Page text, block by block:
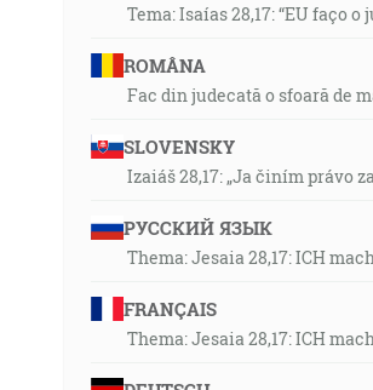
Tema: Isaías 28,17: “EU faço
ROMÂNA
Fac din judecată o sfoară de
SLOVENSKY
Izaiáš 28,17: „Ja činím právo
РУССКИЙ ЯЗЫК
Thema: Jesaia 28,17: ICH
FRANÇAIS
Thema: Jesaia 28,17: ICH